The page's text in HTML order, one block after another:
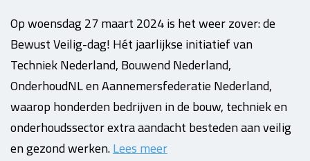
Op woensdag 27 maart 2024 is het weer zover: de
Bewust Veilig-dag! Hét jaarlijkse initiatief van
Techniek Nederland, Bouwend Nederland,
OnderhoudNL en Aannemersfederatie Nederland,
waarop honderden bedrijven in de bouw, techniek en
onderhoudssector extra aandacht besteden aan veilig
en gezond werken.Lees meer